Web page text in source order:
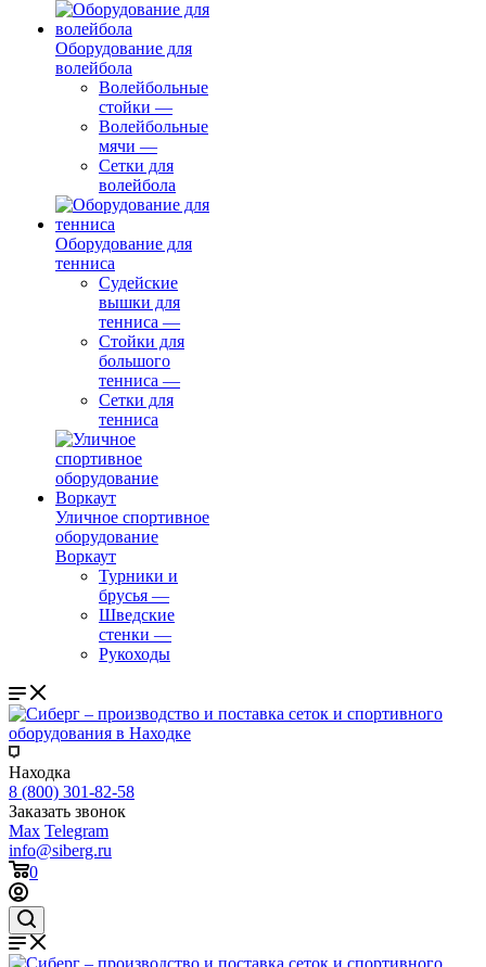
Оборудование для
волейбола
Волейбольные
стойки —
Волейбольные
мячи —
Сетки для
волейбола
Оборудование для
тенниса
Судейские
вышки для
тенниса —
Стойки для
большого
тенниса —
Сетки для
тенниса
Уличное спортивное
оборудование
Воркаут
Турники и
брусья —
Шведские
стенки —
Рукоходы
Находка
8 (800) 301-82-58
Заказать звонок
Max Telegram
info@siberg.ru
0